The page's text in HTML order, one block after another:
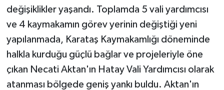
değişiklikler yaşandı. Toplamda 5 vali yardımcısı
ve 4 kaymakamın görev yerinin değiştiği yeni
yapılanmada, Karataş Kaymakamlığı döneminde
halkla kurduğu güçlü bağlar ve projeleriyle öne
çıkan Necati Aktan'ın Hatay Vali Yardımcısı olarak
atanması bölgede geniş yankı buldu. Aktan'ın